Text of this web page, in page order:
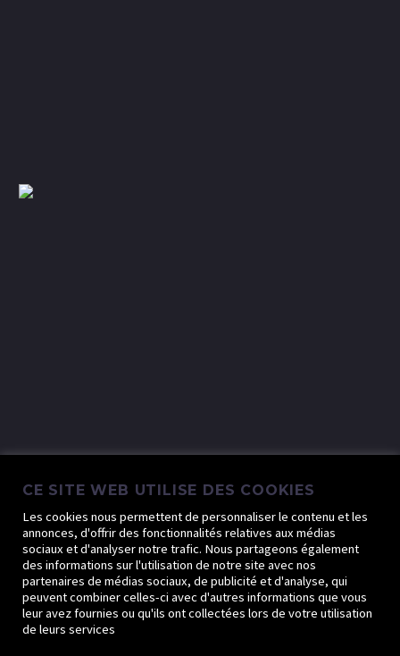
CE SITE WEB UTILISE DES COOKIES
Les cookies nous permettent de personnaliser le contenu et les
annonces, d'offrir des fonctionnalités relatives aux médias
sociaux et d'analyser notre trafic. Nous partageons également
des informations sur l'utilisation de notre site avec nos
partenaires de médias sociaux, de publicité et d'analyse, qui
peuvent combiner celles-ci avec d'autres informations que vous
leur avez fournies ou qu'ils ont collectées lors de votre utilisation
de leurs services